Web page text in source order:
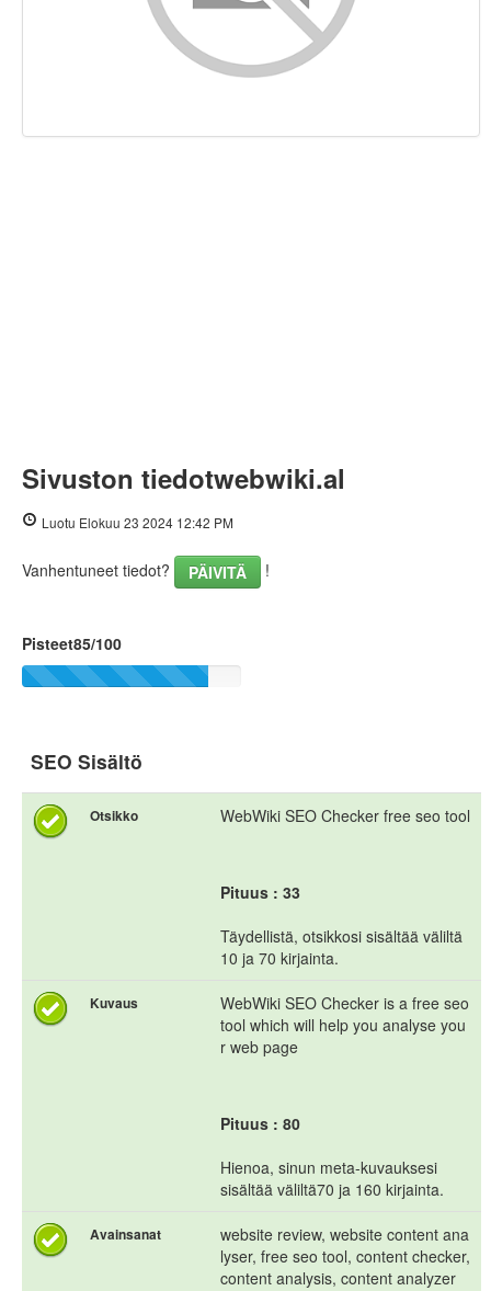
Dokumentti
Sivuston tiedotwebwiki.al
Luotu Elokuu 23 2024 12:42 PM
Vanhentuneet tiedot? PÄIVITÄ !
Pisteet85/100
SEO Sisältö
Otsikko WebWiki SEO Checker free seo tool
Pituus : 33
Täydellistä, otsikkosi sisältää väliltä
10 ja 70 kirjainta.
Kuvaus
WebWiki SEO Checker is a free seo
tool which will help you analyse you
r web page
Pituus : 80
Hienoa, sinun meta-kuvauksesi
sisältää väliltä70 ja 160 kirjainta.
Avainsanat
website review, website content ana
lyser, free seo tool, content checker,
content analysis, content analyzer